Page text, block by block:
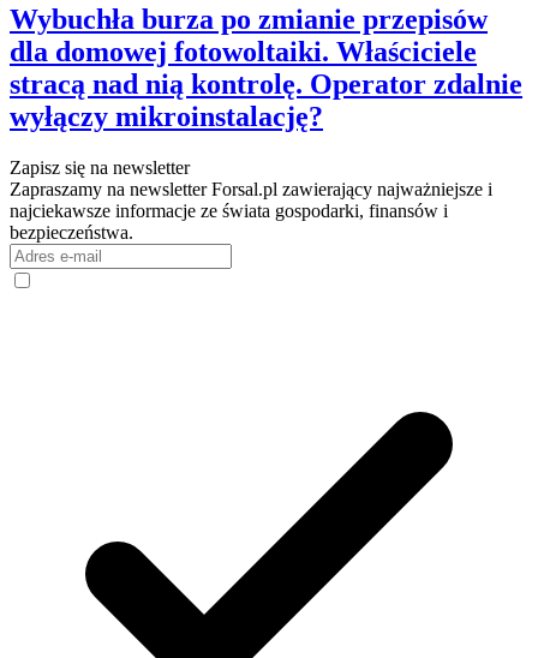
Wybuchła burza po zmianie przepisów
dla domowej fotowoltaiki. Właściciele
stracą nad nią kontrolę. Operator zdalnie
wyłączy mikroinstalację?
Zapisz się na newsletter
Zapraszamy na newsletter Forsal.pl zawierający najważniejsze i
najciekawsze informacje ze świata gospodarki, finansów i
bezpieczeństwa.